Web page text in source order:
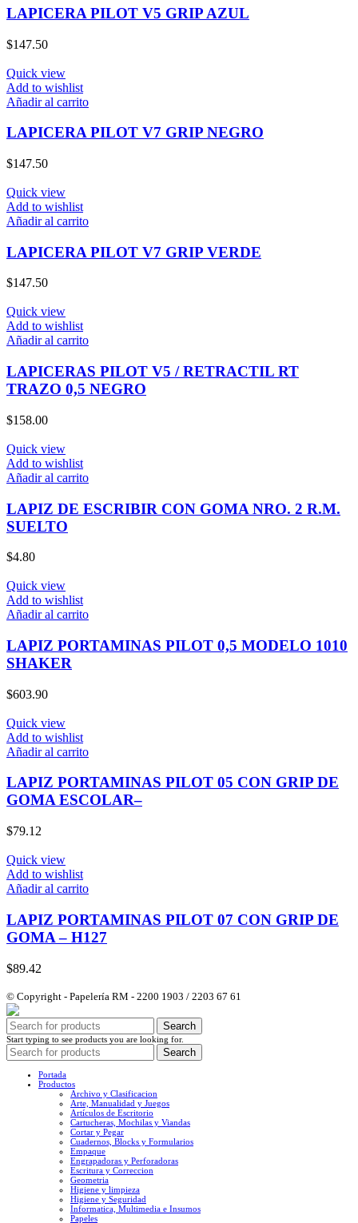
LAPICERA PILOT V5 GRIP AZUL
$147.50
Quick view
Add to wishlist
Añadir al carrito
LAPICERA PILOT V7 GRIP NEGRO
$147.50
Quick view
Add to wishlist
Añadir al carrito
LAPICERA PILOT V7 GRIP VERDE
$147.50
Quick view
Add to wishlist
Añadir al carrito
LAPICERAS PILOT V5 / RETRACTIL RT
TRAZO 0,5 NEGRO
$158.00
Quick view
Add to wishlist
Añadir al carrito
LAPIZ DE ESCRIBIR CON GOMA NRO. 2 R.M.
SUELTO
$4.80
Quick view
Add to wishlist
Añadir al carrito
LAPIZ PORTAMINAS PILOT 0,5 MODELO 1010
SHAKER
$603.90
Quick view
Add to wishlist
Añadir al carrito
LAPIZ PORTAMINAS PILOT 05 CON GRIP DE
GOMA ESCOLAR–
$79.12
Quick view
Add to wishlist
Añadir al carrito
LAPIZ PORTAMINAS PILOT 07 CON GRIP DE
GOMA – H127
$89.42
© Copyright - Papelería RM - 2200 1903 / 2203 67 61
Search
Start typing to see products you are looking for.
Search
Portada
Productos
Archivo y Clasificacion
Arte, Manualidad y Juegos
Artículos de Escritorio
Cartucheras, Mochilas y Viandas
Cortar y Pegar
Cuadernos, Blocks y Formularios
Empaque
Engrapadoras y Perforadoras
Escritura y Correccion
Geometria
Higiene y limpieza
Higiene y Seguridad
Informatica, Multimedia e Insumos
Papeles